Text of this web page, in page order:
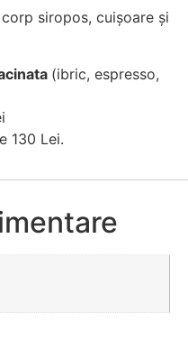
siropos, cuișoare și
(ibric, espresso,
130 Lei.